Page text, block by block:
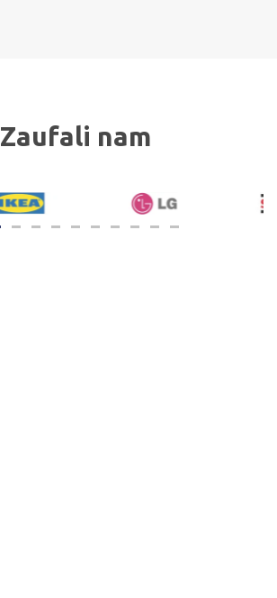
Zaufali nam